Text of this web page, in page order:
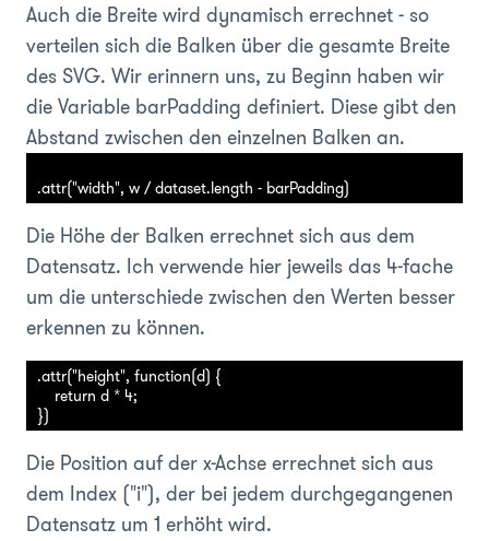
Auch die Breite wird dynamisch errechnet - so
verteilen sich die Balken über die gesamte Breite
des SVG. Wir erinnern uns, zu Beginn haben wir
die Variable barPadding definiert. Diese gibt den
Abstand zwischen den einzelnen Balken an.
.attr("width", w / dataset.length - barPadding)
Die Höhe der Balken errechnet sich aus dem
Datensatz. Ich verwende hier jeweils das 4-fache
um die unterschiede zwischen den Werten besser
erkennen zu können.
.attr("height", function(d) {
    return d * 4;
Die Position auf der x-Achse errechnet sich aus
dem Index ("i"), der bei jedem durchgegangenen
Datensatz um 1 erhöht wird.